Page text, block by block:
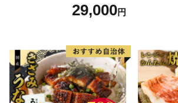
29,000円